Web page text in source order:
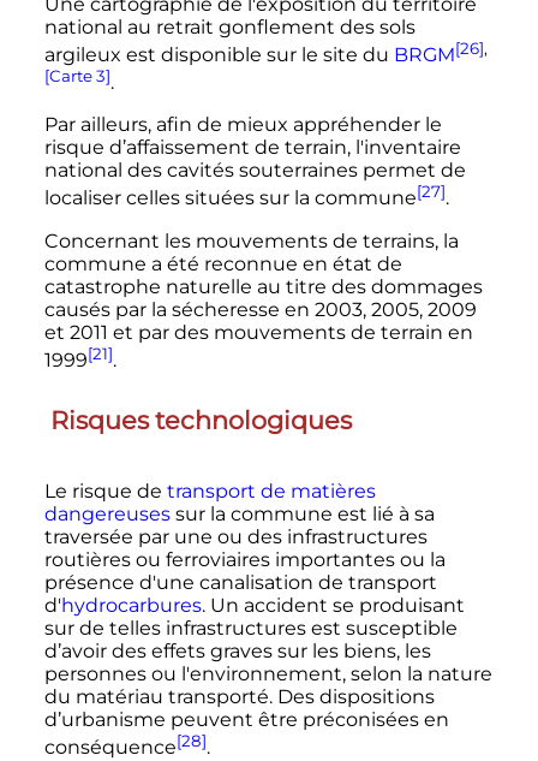
national au retrait gonflement des sols
argileux est disponible sur le site du BRGM[26],
[Carte 3].
Par ailleurs, afin de mieux appréhender le
risque d’affaissement de terrain, l'inventaire
national des cavités souterraines permet de
localiser celles situées sur la commune[27].
Concernant les mouvements de terrains, la
commune a été reconnue en état de
catastrophe naturelle au titre des dommages
causés par la sécheresse en 2003, 2005, 2009
et 2011 et par des mouvements de terrain en
1999[21].
Risques technologiques
Le risque de transport de matières
dangereusessur la commune est lié à sa
traversée par une ou des infrastructures
routières ou ferroviaires importantes ou la
présence d'une canalisation de transport
d'hydrocarbures. Un accident se produisant
sur de telles infrastructures est susceptible
d’avoir des effets graves sur les biens, les
personnes ou l'environnement, selon la nature
du matériau transporté. Des dispositions
d’urbanisme peuvent être préconisées en
conséquence[28].